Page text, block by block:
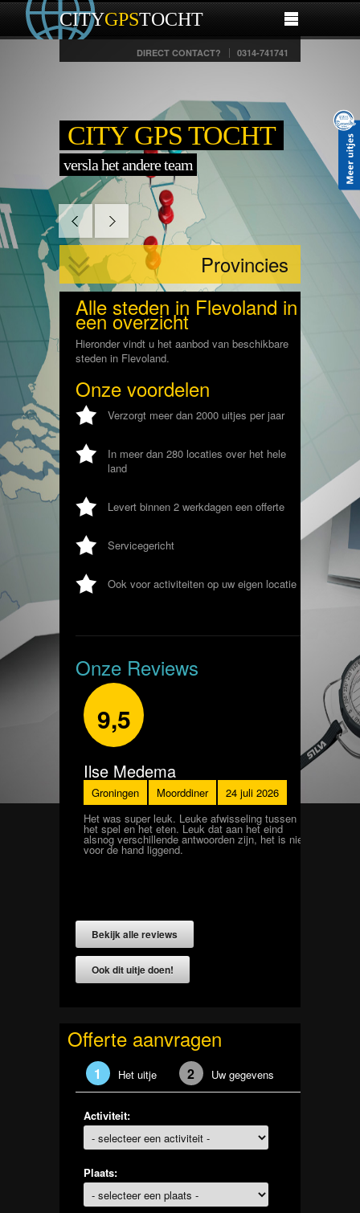
CITYGPSTOCHT
DIRECT CONTACT? 0314-741741
CITY GPS TOCHT
versla het andere team
Provincies
Alle steden in Flevoland in
een overzicht
Hieronder vindt u het aanbod van beschikbare
steden in Flevoland.
Onze voordelen
Verzorgt meer dan 2000 uitjes per jaar
In meer dan 280 locaties over het hele
land
Levert binnen 2 werkdagen een offerte
Servicegericht
Ook voor activiteiten op uw eigen locatie
Onze Reviews
9,5
Ilse Medema
Groningen Moorddiner
24 juli 2026
Het was super leuk. Leuke afwisseling tussen
het spel en het eten. Leuk dat aan het eind
alsnog verschillende antwoorden zijn, het is niet
voor de hand liggend.
Bekijk alle reviews
Ook dit uitje doen!
Amanda
Antwerpen
Leuk spel, goede
begin enkel een
beetje acteerwerk
Offerte aanvragen
1 Het uitje 2 Uw gegevens
Activiteit:
Plaats: